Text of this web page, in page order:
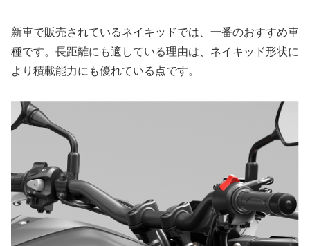
新車で販売されているネイキッドでは、一番のおすすめ車
種です。長距離にも適している理由は、ネイキッド形状に
より積載能力にも優れている点です。